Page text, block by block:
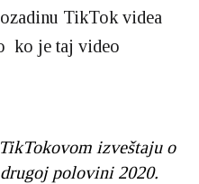
TikTok videa
ko je taj video
izveštaju o
polovini 2020.